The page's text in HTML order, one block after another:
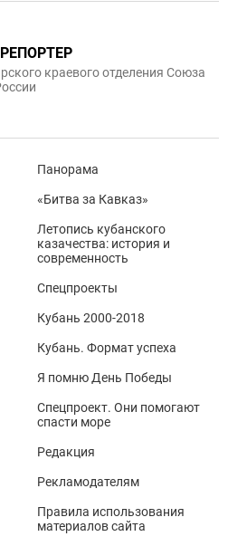
краевого отделения Союза
Панорама
«Битва за Кавказ»
Летопись кубанского
казачества: история и
современность
Спецпроекты
Кубань 2000-2018
Кубань. Формат успеха
Я помню День Победы
Спецпроект. Они помогают
спасти море
Редакция
Рекламодателям
Правила использования
материалов сайта